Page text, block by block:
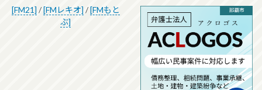
[FM21] /[FMレキオ] /[FMもと
ぶ]